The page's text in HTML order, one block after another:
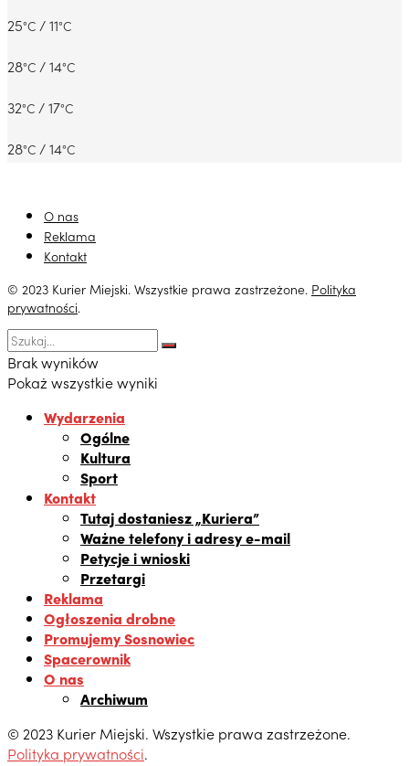
25°C / 11°C
28°C / 14°C
32°C / 17°C
28°C / 14°C
O nas
Reklama
Kontakt
© 2023 Kurier Miejski. Wszystkie prawa zastrzeżone. Polityka
prywatności.
Brak wyników
Pokaż wszystkie wyniki
Wydarzenia
Ogólne
Kultura
Sport
Kontakt
Tutaj dostaniesz „Kuriera”
Ważne telefony i adresy e-mail
Petycje i wnioski
Przetargi
Reklama
Ogłoszenia drobne
Promujemy Sosnowiec
Spacerownik
O nas
Archiwum
© 2023 Kurier Miejski. Wszystkie prawa zastrzeżone.
Polityka prywatności.